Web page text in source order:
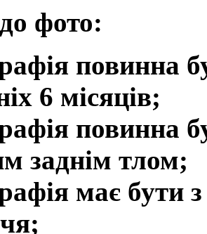
фото:
повинна
6 місяців;
повинна
заднім тлом;
має бути